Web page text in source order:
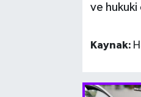
ve hukuki
Kaynak: